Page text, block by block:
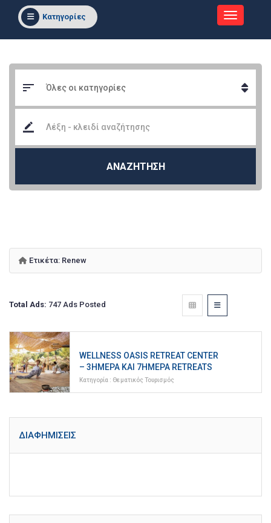
Κατηγορίες
ΑΝΑΖΗΤΗΣΗ
Ετικέτα: Renew
Total Ads: 747 Ads Posted
WELLNESS OASIS RETREAT CENTER
– 3ΉΜΕΡΑ ΚΑΙ 7ΉΜΕΡΑ RETREATS
Κατηγορία : Θεματικός Τουρισμός
ΔΙΑΦΗΜΊΣΕΙΣ